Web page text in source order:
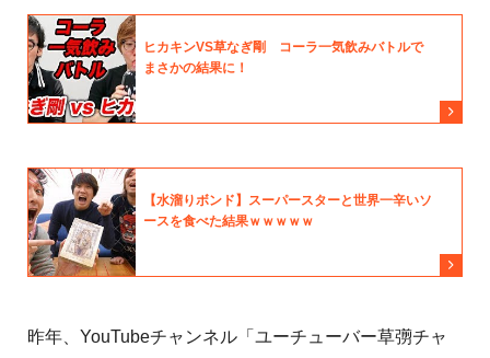
昨年、YouTubeチャンネル「ユーチューバー草彅チャ